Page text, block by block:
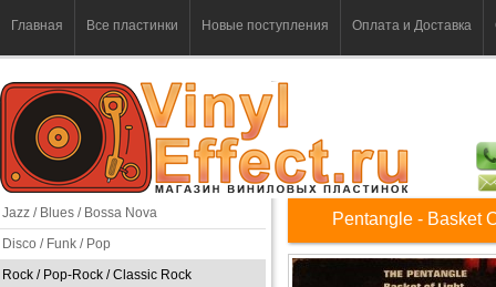
Главная Все пластинки Новые поступления Оплата и Доставка
Jazz / Blues / Bossa Nova
Disco / Funk / Pop
Rock / Pop-Rock / Classic Rock
Pentangle - Basket